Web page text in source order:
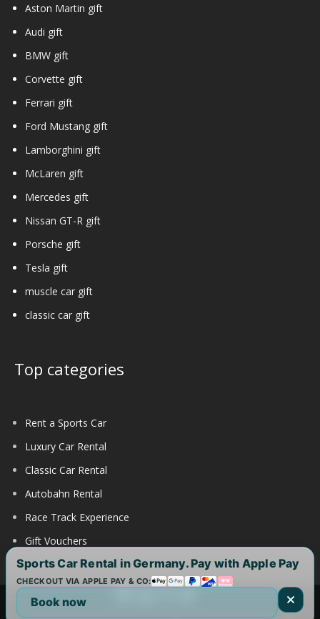
Aston Martin gift
Audi gift
BMW gift
Corvette gift
Ferrari gift
Ford Mustang gift
Lamborghini gift
McLaren gift
Mercedes gift
Nissan GT-R gift
Porsche gift
Tesla gift
muscle car gift
classic car gift
Top categories
Rent a Sports Car
Luxury Car Rental
Classic Car Rental
Autobahn Rental
Race Track Experience
Gift Vouchers
Sports Car Rental in Germany. Pay with Apple Pay
CHECKOUT VIA APPLE PAY & CO:
Book now